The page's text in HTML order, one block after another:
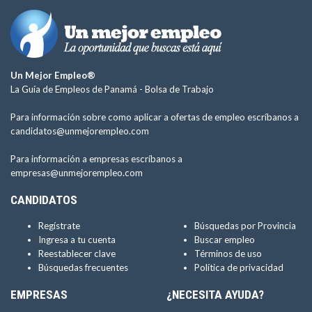
Un Mejor Empleo®
La Guía de Empleos de Panamá - Bolsa de Trabajo
Para información sobre como aplicar a ofertas de empleo escríbanos a
candidatos@unmejorempleo.com
Para información a empresas escríbanos a
empresas@unmejorempleo.com
CANDIDATOS
Regístrate
Ingresa a tu cuenta
Reestablecer clave
Búsquedas frecuentes
Búsquedas por Provincia
Buscar empleo
Términos de uso
Política de privacidad
EMPRESAS ¿NECESITA AYUDA?